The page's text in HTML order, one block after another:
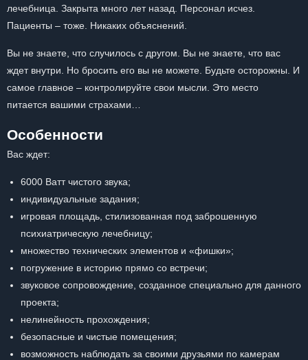
лечебница. Закрыта много лет назад. Персонал исчез.
Пациенты – тоже. Никаких объяснений.
Вы не знаете, что случилось с другом. Вы не знаете, что вас
ждет внутри. Но бросить его вы не можете. Будьте осторожны. И
самое главное – контролируйте свои мысли. Это место
питается вашими страхами…
Особенности
Вас ждет:
6000 Ватт чистого звука;
индивидуальные задания;
игровая площадь, стилизованная под заброшенную
психиатрическую лечебницу;
множество технических элементов и «фишки»;
погружение в историю прямо со встречи;
звуковое сопровождение, созданное специально для данного
проекта;
нелинейность прохождения;
безопасные и чистые помещения;
возможность наблюдать за своими друзьями по камерам